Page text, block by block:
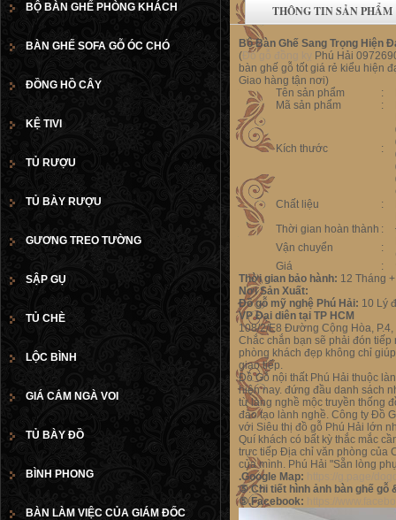
THÔNG TIN SẢN PHẨM
Bộ Bàn Ghế Sang Trọng Hiện
( Đồ gỗ đồng kỵ
Phú Hải
bàn ghế gỗ tốt giá rẻ kiểu hiện
Giao hàng tận nơi)
Tên sản phẩm
:
Mã sản phẩm
:
Kích thước :
Chất liệu
:
Thời gian hoàn thành :
Vận chuyển
:
Giá
:
Thời gian bảo hành: 12 Tháng
Nơi Sản Xuất:
Đồ gỗ mỹ nghệ Phú Hải: 10 Lý
VP Đại diên tại TP HCM
108/2/E8 Đường Cộng Hòa,
Chắc chắn bạn sẽ phải đón
phòng khách đẹp không chỉ
giao tiếp.
Đồ Gỗ nội thất Phú Hải thuộc
hiện nay. đứng đầu danh sách
từ làng nghề mộc truyền thống
đào tạo lành nghề. Công ty Đồ
với Siêu thị đồ gỗ Phú Hải lớn
Quí khách có bất kỳ thắc mắc
trực tiếp Địa chỉ văn phòng của
của mình. Phú Hải "Sẵn lòng
.Google Map:
⑤.Chi tiết hình ảnh bàn ghế gỗ
⑤.Facebook:
BỘ BÀN GHẾ PHÒNG KHÁCH
BÀN GHẾ SOFA GỖ ÓC CHÓ
ĐỒNG HỒ CÂY
KỆ TIVI
TỦ RƯỢU
TỦ BÀY RƯỢU
GƯƠNG TREO TƯỜNG
SẬP GỤ
TỦ CHÈ
LỘC BÌNH
GIÁ CẮM NGÀ VOI
TỦ BÀY ĐỒ
BÌNH PHONG
BÀN LÀM VIỆC CỦA GIÁM ĐỐC